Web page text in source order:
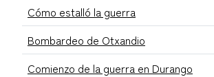
Cómo estalló la guerra
Bombardeo de Otxandio
Comienzo de la guerra en Durango